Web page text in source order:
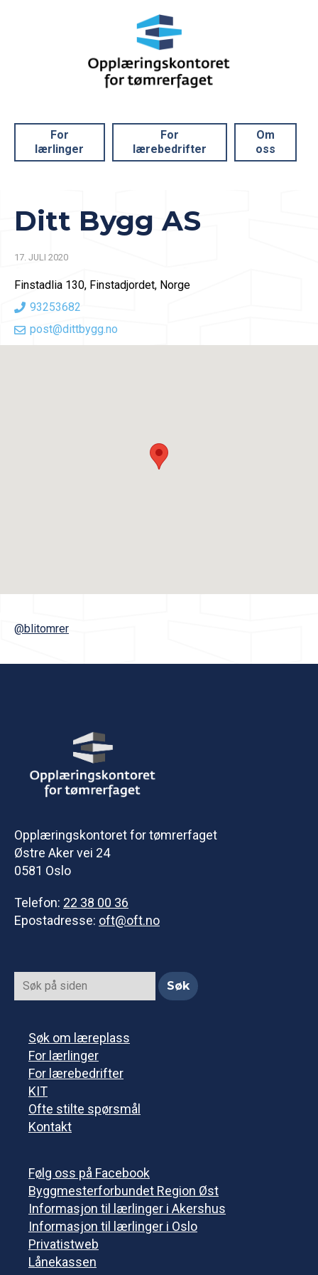
For
lærlinger
For
lærebedrifter
Om
oss
Ditt Bygg AS
17. JULI 2020
Finstadlia 130, Finstadjordet, Norge
93253682
post@dittbygg.no
@blitomrer
Opplæringskontoret for tømrerfaget
Østre Aker vei 24
0581 Oslo
Telefon: 22 38 00 36
Epostadresse: oft@oft.no
Søk om læreplass
For lærlinger
For lærebedrifter
KIT
Ofte stilte spørsmål
Kontakt
Følg oss på Facebook
Byggmesterforbundet Region Øst
Informasjon til lærlinger i Akershus
Informasjon til lærlinger i Oslo
Privatistweb
Lånekassen